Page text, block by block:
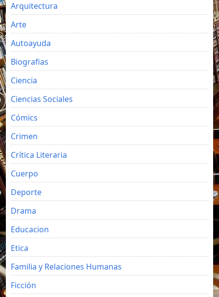
Arquitectura
Arte
Autoayuda
Biografias
Ciencia
Ciencias Sociales
Cómics
Crimen
Crítica Literaria
Cuerpo
Deporte
Drama
Educacion
Etica
Familia y Relaciones Humanas
Ficción